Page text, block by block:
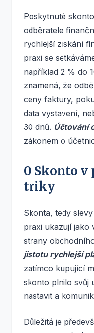
Poskytnuté
odběratele
rychlejší získání
praxi se
například 2 % do
znamená, že
ceny faktury,
data vystavení,
30 dnů. Účtování
zákonem o
0 Skonto v
triky
Skonta, tedy
praxi ukazují jako
strany
jistotu rychlejší
zatímco kupující
skonto plnilo svůj
nastavit a
Důležitá je